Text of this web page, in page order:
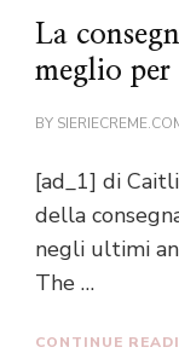
La
meglio
BY
[ad_1] di
della
negli ultimi
The …
CONTINUE